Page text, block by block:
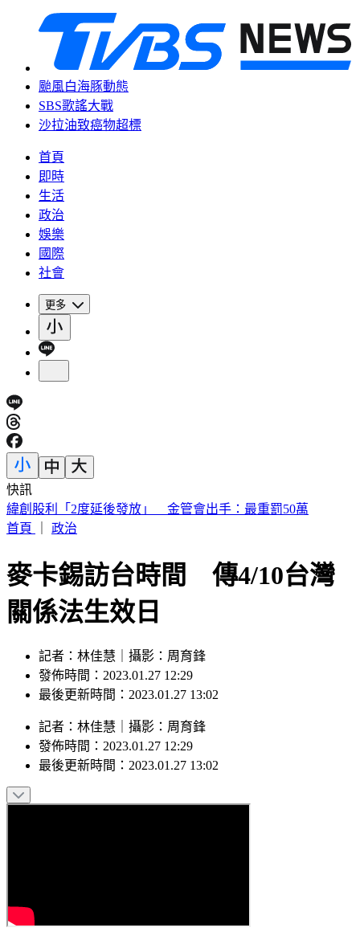
颱風白海豚動態
SBS歌謠大戰
沙拉油致癌物超標
首頁
即時
生活
政治
娛樂
國際
社會
更多
快訊
砍Gmail神功能 2027年起停止支援第三方帳號收寄信
首頁
政治
麥卡錫訪台時間 傳4/10台灣
關係法生效日
記者：林佳慧｜攝影：周育鋒
發佈時間：2023.01.27 12:29
最後更新時間：2023.01.27 13:02
記者 ： 林佳慧 攝影 ： 周育鋒
發佈時間： 2023.01.27 12:29
最後更新時間： 2023.01.27 13:02